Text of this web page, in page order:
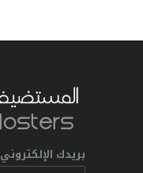
بريدك الإلكتروني